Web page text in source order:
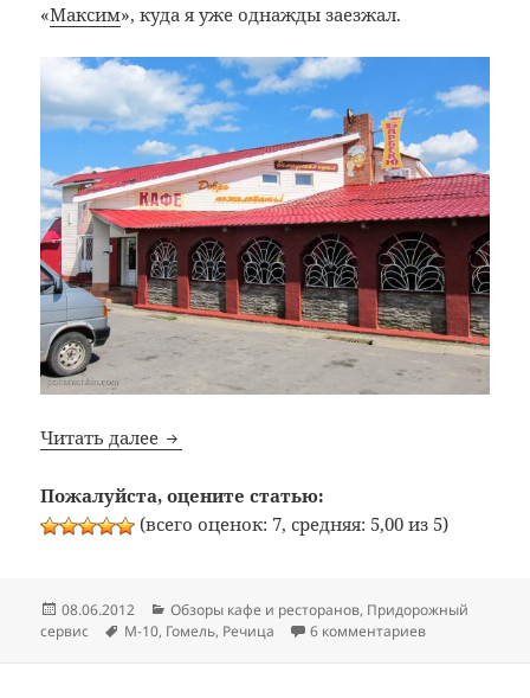
«Максим», куда я уже однажды заезжал.
Читать далее Bon Appetit: №127: Кафе «Надежда»
Пожалуйста, оцените статью:
(всего оценок: 7, средняя: 5,00 из 5)
Опубликовано
08.06.2012 Рубрики
Обзоры кафе и ресторанов, Придорожный
сервис
Метки
M-10, Гомель, Речица 6 комментариевк записи Bon